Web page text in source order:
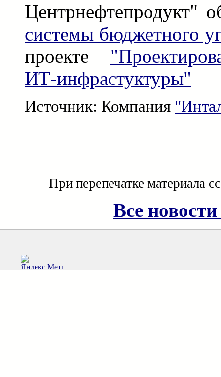
Центрнефтепродукт"
системы бюджетного
проекте
ИТ-инфрастуктуры"
Источник: Компания
При перепечатке материала
Все